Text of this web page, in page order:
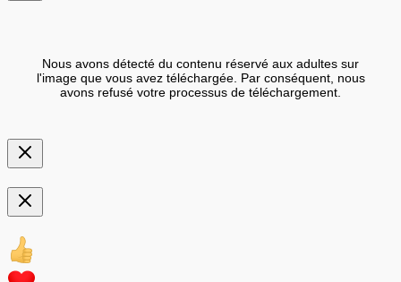
Nous avons détecté du contenu réservé aux adultes sur
l'image que vous avez téléchargée. Par conséquent, nous
avons refusé votre processus de téléchargement.